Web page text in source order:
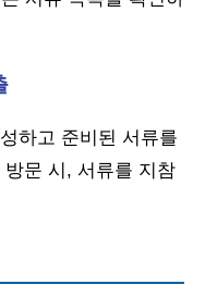
하고 준비된 서류를
문 시, 서류를 지참